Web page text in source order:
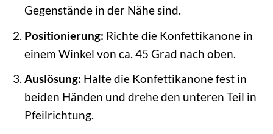
Gegenstände in der Nähe sind.
Positionierung: Richte die Konfettikanone in
einem Winkel von ca. 45 Grad nach oben.
Auslösung: Halte die Konfettikanone fest in
beiden Händen und drehe den unteren Teil in
Pfeilrichtung.